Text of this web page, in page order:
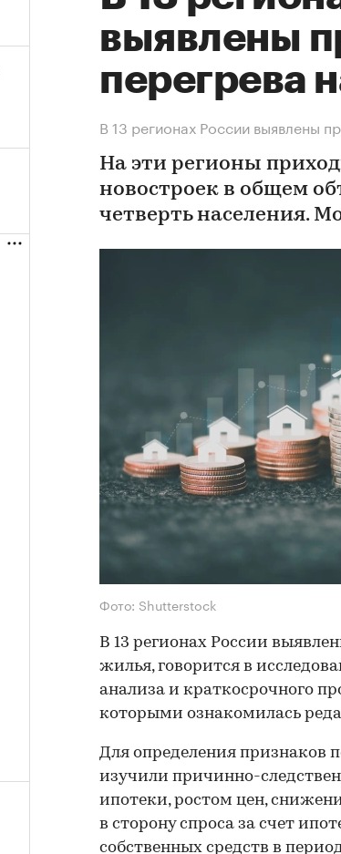
выявлены
перегрева
В 13 регионах России выявлены
На эти регионы
новостроек в общем
четверть населения.
Фото: Shutterstock
В 13 регионах России
жилья, говорится в
анализа и краткосрочного
которыми ознакомилась
Для определения признаков
изучили причинно-
ипотеки, ростом цен,
в сторону спроса за счет
собственных средств в